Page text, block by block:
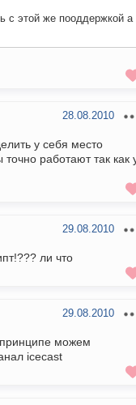
с этой же пооддержкой а
28.08.2010
у себя место
работают так как
29.08.2010
ли что
29.08.2010
можем
icecast